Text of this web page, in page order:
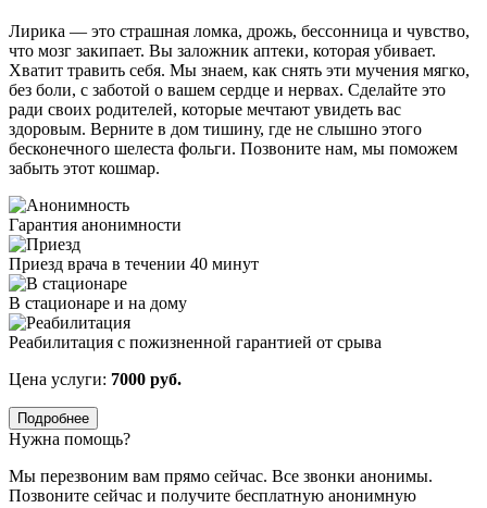
Лирика — это страшная ломка, дрожь, бессонница и чувство,
что мозг закипает. Вы заложник аптеки, которая убивает.
Хватит травить себя. Мы знаем, как снять эти мучения мягко,
без боли, с заботой о вашем сердце и нервах. Сделайте это
ради своих родителей, которые мечтают увидеть вас
здоровым. Верните в дом тишину, где не слышно этого
бесконечного шелеста фольги. Позвоните нам, мы поможем
забыть этот кошмар.
Гарантия анонимности
Приезд врача в течении 40 минут
В стационаре и на дому
Реабилитация с пожизненной гарантией от срыва
Цена услуги: 7000 руб.
Подробнее
Нужна помощь?
Мы перезвоним вам прямо сейчас. Все звонки анонимы.
Позвоните сейчас и получите бесплатную анонимную